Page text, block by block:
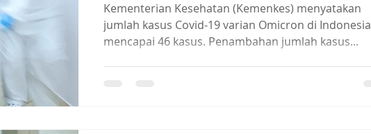
Kementerian Kesehatan (Kemenkes) menyatakan
jumlah kasus Covid-19 varian Omicron di Indonesia
mencapai 46 kasus. Penambahan jumlah kasus...